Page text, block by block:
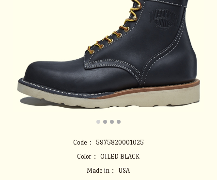
Code：
5975820001025
Color：
OILED BLACK
Made in：
USA